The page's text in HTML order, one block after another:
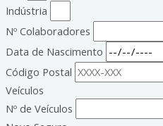
Indústria
Nº Colaboradores
Data de Nascimento
Código Postal
Veículos
Nº de Veículos